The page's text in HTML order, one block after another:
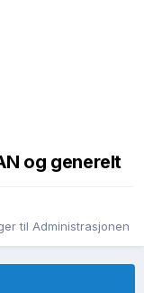
og generelt
til Administrasjonen